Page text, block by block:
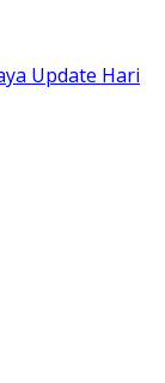
Update Hari